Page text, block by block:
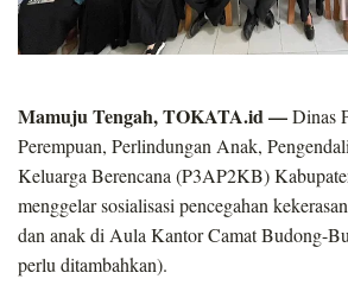
Mamuju Tengah, TOKATA.id —Dinas
Perempuan, Perlindungan Anak,
Keluarga Berencana (P3AP2KB)
menggelar sosialisasi pencegahan
dan anak di Aula Kantor Camat Budong-
perlu ditambahkan).